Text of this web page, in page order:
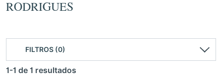
RODRIGUES
FILTROS (0)
1-1 de 1 resultados